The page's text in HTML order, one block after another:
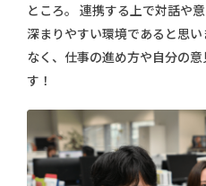
ところ。 連携する上で対話や
深まりやすい環境であると思
なく、仕事の進め方や自分の
す！